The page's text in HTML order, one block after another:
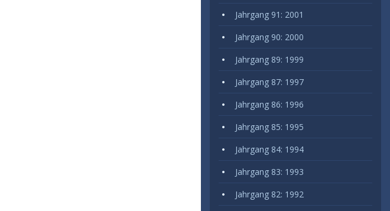
Jahrgang 91: 2001
Jahrgang 90: 2000
Jahrgang 89: 1999
Jahrgang 87: 1997
Jahrgang 86: 1996
Jahrgang 85: 1995
Jahrgang 84: 1994
Jahrgang 83: 1993
Jahrgang 82: 1992